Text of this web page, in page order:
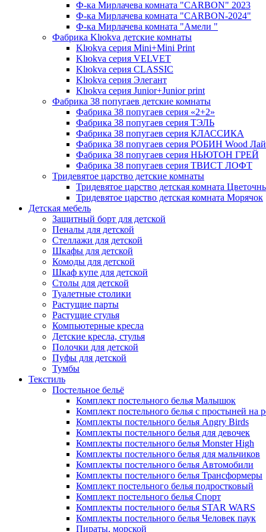
Ф-ка Мирлачева комната "CARBON" 2023
Ф-ка Мирлачева комната "CARBON-2024"
Ф-ка Мирлачева комната "Амели "
Фабрика Klюkva детские комнаты
Klюkva серия Mini+Mini Print
Klюkva серия VELVET
Klюkva серия CLASSIC
Klюkva серия Элегант
Klюkva серия Junior+Junior print
Фабрика 38 попугаев детские комнаты
Фабрика 38 попугаев серия «2+2»
Фабрика 38 попугаев серия ТЭЛЬ
Фабрика 38 попугаев серия КЛАССИКА
Фабрика 38 попугаев серия РОБИН Wood
Фабрика 38 попугаев серия НЬЮТОН ГРЕЙ
Фабрика 38 попугаев серия ТВИСТ ЛОФТ
Тридевятое царство детские комнаты
Тридевятое царство детская комната
Тридевятое царство детская комната Морячок
Детская мебель
Защитный борт для детской
Пеналы для детской
Стеллажи для детской
Шкафы для детской
Комоды для детской
Шкаф купе для детской
Столы для детской
Туалетные столики
Растущие парты
Растущие стулья
Компьютерные кресла
Детские кресла, стулья
Полочки для детской
Пуфы для детской
Тумбы
Текстиль
Постельное бельё
Комплект постельного белья Малышок
Комплект постельного белья с простыней на
Комплекты постельного белья Angry Birds
Комплекты постельного белья для девочек
Комплекты постельного белья Monster High
Комплекты постельного белья для мальчиков
Комплекты постельного белья Автомобили
Комплекты постельного белья Трансформеры
Комплект постельного белья подростковый
Комплект постельного белья Спорт
Комплекты постельного белья STAR WARS
Комплекты постельного белья Человек паук
Пираты, морской